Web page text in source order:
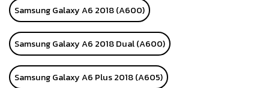
Samsung Galaxy A6 2018 (A600)
Samsung Galaxy A6 2018 Dual (A600)
Samsung Galaxy A6 Plus 2018 (A605)